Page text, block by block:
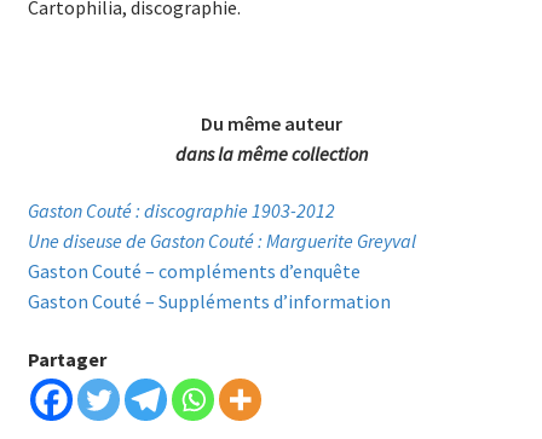
Cartophilia, discographie.
Du même auteur
dans la même collection
Gaston Couté : discographie 1903-2012
Une diseuse de Gaston Couté : Marguerite Greyval
Gaston Couté – compléments d’enquête
Gaston Couté – Suppléments d’information
Partager